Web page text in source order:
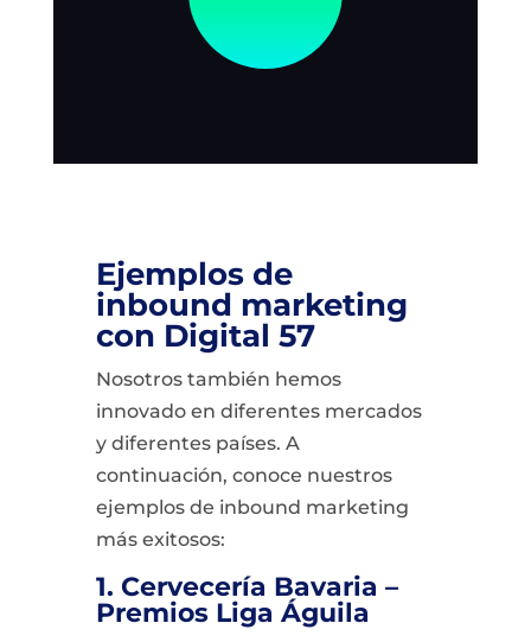
Ejemplos de
inbound marketing
con Digital 57
Nosotros también hemos
innovado en diferentes mercados
y diferentes países. A
continuación, conoce nuestros
ejemplos de inbound marketing
más exitosos:
1. Cervecería Bavaria –
Premios Liga Águila